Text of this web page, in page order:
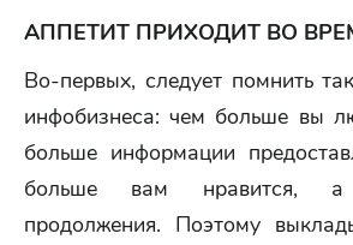
АППЕТИТ ПРИХОДИТ ВО
Во-первых, следует помнить
инфобизнеса: чем больше вы
больше информации
больше вам нравится,
продолжения. Поэтому